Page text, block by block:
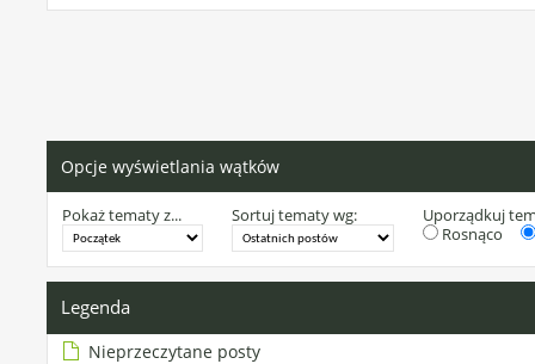
Opcje wyświetlania wątków
Pokaż tematy z... Sortuj tematy wg:
Uporządkuj
Rosnąco
Legenda
Nieprzeczytane posty